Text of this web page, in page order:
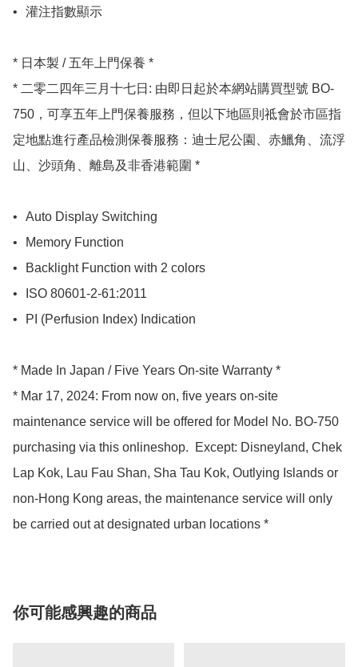
•	灌注指數顯示
* 日本製 / 五年上門保養 *
* 二零二四年三月十七日: 由即日起於本網站購買型號 BO-
750，可享五年上門保養服務，但以下地區則祗會於市區指
定地點進行產品檢測保養服務：迪士尼公園、赤鱲角、流浮
山、沙頭角、離島及非香港範圍 *
•	Auto Display Switching
•	Memory Function
•	Backlight Function with 2 colors
•	ISO 80601-2-61:2011
•	PI (Perfusion Index) Indication
* Made In Japan / Five Years On-site Warranty *
* Mar 17, 2024: From now on, five years on-site
maintenance service will be offered for Model No. BO-750
purchasing via this onlineshop.  Except: Disneyland, Chek
Lap Kok, Lau Fau Shan, Sha Tau Kok, Outlying Islands or
non-Hong Kong areas, the maintenance service will only
be carried out at designated urban locations *
你可能感興趣的商品